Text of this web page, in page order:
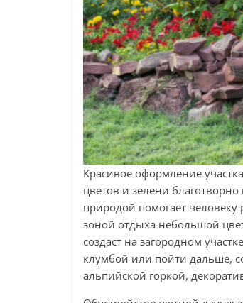
Красивое оформление
цветов и зелени
природой помогает человеку
зоной отдыха небольшой
создаст на загородном
клумбой или пойти дальше,
альпийской горкой,